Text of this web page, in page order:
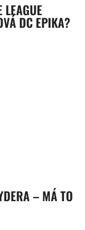
LEAGUE
DC EPIKA?
– MÁ TO